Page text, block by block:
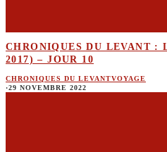
CHRONIQUES DU LEVANT :
2017) – JOUR 10
CHRONIQUES DU LEVANTVOYAGE
·29 NOVEMBRE 2022